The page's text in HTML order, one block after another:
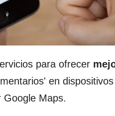
para ofrecer
en
Google Maps.